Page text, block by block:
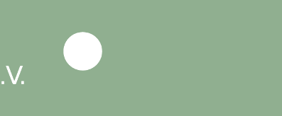
e.V.